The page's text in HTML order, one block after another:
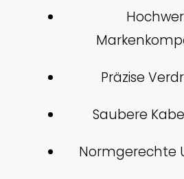
Präzise
Saubere
Normgerechte